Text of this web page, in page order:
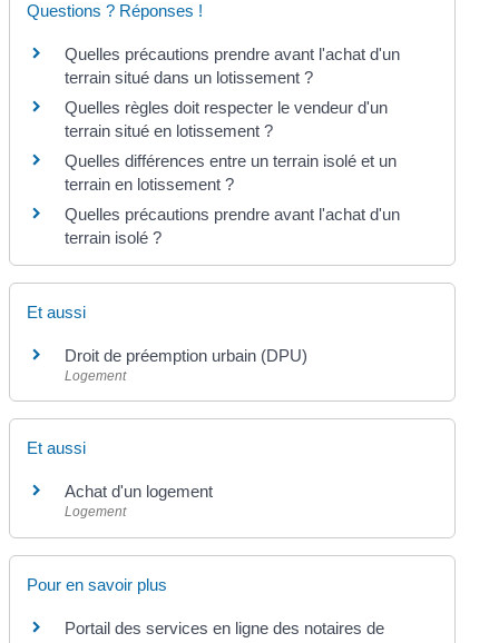
Questions ? Réponses !
Quelles précautions prendre avant l'achat d'un
terrain situé dans un lotissement ?
Quelles règles doit respecter le vendeur d'un
terrain situé en lotissement ?
Quelles différences entre un terrain isolé et un
terrain en lotissement ?
Quelles précautions prendre avant l'achat d'un
terrain isolé ?
Et aussi
Droit de préemption urbain (DPU)
Logement
Et aussi
Achat d'un logement
Logement
Pour en savoir plus
Portail des services en ligne des notaires de